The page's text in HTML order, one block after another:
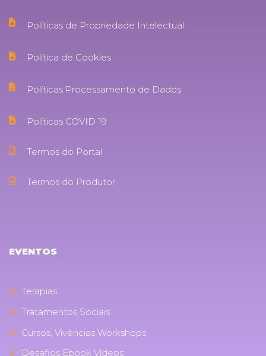
Políticas de Propriedade Intelectual
Política de Cookies
Políticas Processamento de Dados
Políticas COVID 19
Termos do Portal
Termos do Produtor
EVENTOS
Terapias
Tratamentos Sociais
Cursos, Vivências Workshops
Desafios Ebook Vídeos